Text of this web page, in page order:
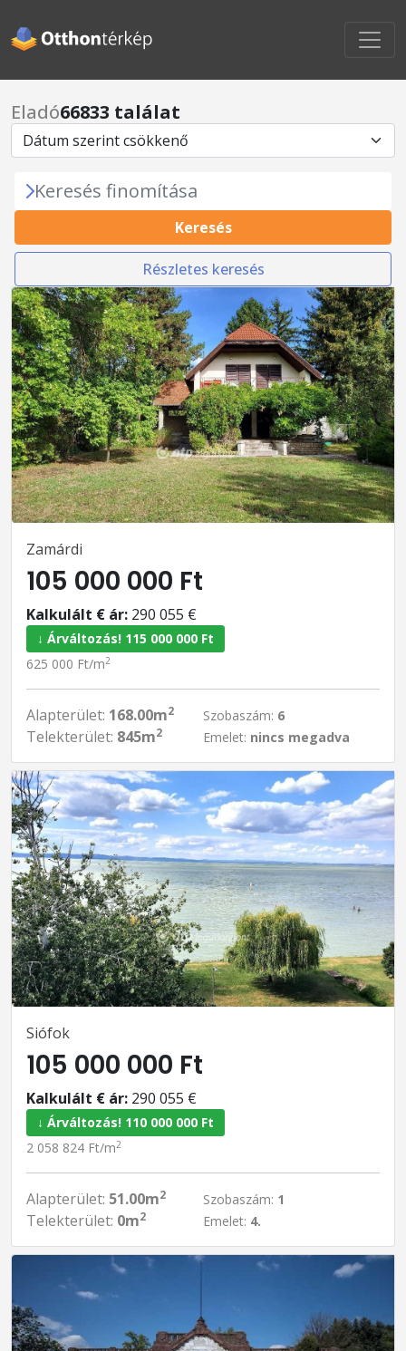
Eladó66833 találat
Keresés finomítása
Keresés
Részletes keresés
Zamárdi
105 000 000 Ft
Kalkulált € ár: 290 055 €
↓ Árváltozás! 115 000 000 Ft
625 000 Ft/m2
Alapterület: 168.00m2
Telekterület: 845m2
Szobaszám: 6
Emelet: nincs megadva
Siófok
105 000 000 Ft
Kalkulált € ár: 290 055 €
↓ Árváltozás! 110 000 000 Ft
2 058 824 Ft/m2
Alapterület: 51.00m2
Telekterület: 0m2
Szobaszám: 1
Emelet: 4.